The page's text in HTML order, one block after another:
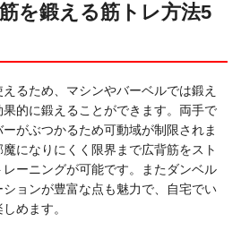
を鍛える筋トレ方法5
るため、マシンやバーベルでは鍛え
的に鍛えることができます。両手で
がぶつかるため可動域が制限されま
になりにくく限界まで広背筋をスト
ーニングが可能です。またダンベル
ョンが豊富な点も魅力で、自宅でい
めます。